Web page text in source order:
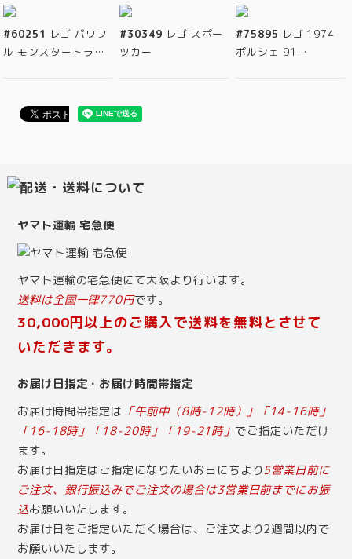
#60251 レゴ パワフ
ル モンスタートラ…
#30349 レゴ スポー
ツカー
#75895 レゴ 1974
ポルシェ 91…
ヤマト運輸 宅急便
ヤマト運輸の宅急便にて大阪より行います。
送料は全国一律770円です。
30,000円以上のご購入で送料を無料とさせて
いただきます。
お届け日指定・お届け時間帯指定
お届け時間帯指定は 「午前中（8時-12時）」「14-16時」
「16-18時」「18-20時」「19-21時」 でご指定いただけ
ます。
お届け日指定はご指定になりたいお日にちより5営業日前に
ご注文、銀行振込みでご注文の場合は3営業日前までにお振
込お願いいたします。
お届け日をご指定いただく場合は、ご注文より2週間以内で
お願いいたします。